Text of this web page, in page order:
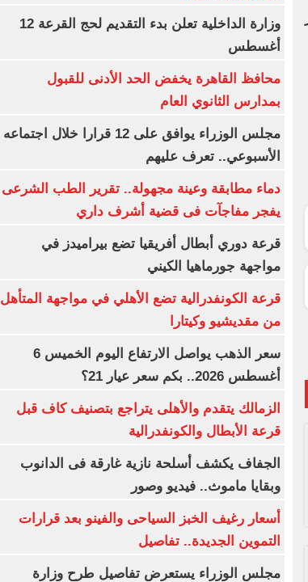
وزارة الداخلية تعلن بدء التقديم لحج القرعة 12
أغسطس
محافظ القاهرة يخفض الحد الأدنى للقبول
بمدارس الثانوي العام
مجلس الوزراء يوافق على 12 قرارا خلال اجتماعه
الأسبوعي.. تعرف عليهم
دماء مطابقة وعينة مجهولة.. تقرير الطب الشرعى
يفجر مفاجآت فى قضية أشرف داري
قرعة دوري أبطال أفريقيا تضع بيراميدز في
مواجهة جورماهيا الكيني
قرعة الكونفدرالية تضع الأهلي في مواجهة المتأهل
من مقديشيو وكيتارا
سعر الذهب يواصل الارتفاع اليوم الخميس 6
أغسطس 2026.. بكم سعر عيار 21؟
الزمالك يتقدم والأهلى يتراجع بتصنيف كاف قبل
قرعة الأبطال والكونفدرالية
الجفاف يكشف أسلحة نازية غارقة فى الدانوب
وبقايا ماموث.. فيديو وصور
أسعار رغيف الخبز السياحى والفينو بعد قرارات
التموين الجديدة.. تفاصيل
مجلس الوزراء يستعرض تفاصيل طرح وزارة